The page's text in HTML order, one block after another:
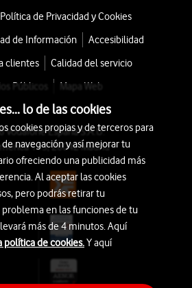
Política de Privacidad y Cookies
de Información
Accesibilidad
clientes
Calidad del servicio
Públicos
Mapa Web
Vodafone España S.A.U.
115, 28042 Madrid
lo de las cookies
cookies propias y de terceros para
navegación y así mejorar tu
ofreciendo una publicidad más
Al aceptar las cookies
pero podrás retirar tu
en las funciones de tu
más de 4 minutos. Aquí
política de cookies.Y aquí